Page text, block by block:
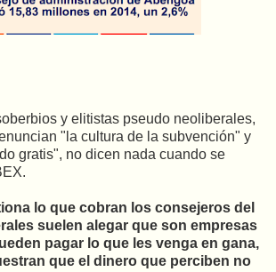
y elitistas pseudo neoliberales,
"la cultura de la subvención" y
gratis", no dicen nada cuando se
lo que cobran los consejeros del
suelen alegar que son empresas
pagar lo que les venga en gana,
que el dinero que perciben no